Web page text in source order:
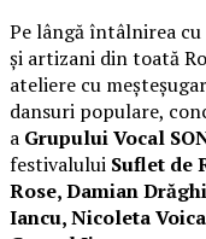
Pe lângă întâlnirea
și artizani din toată
ateliere cu
dansuri populare,
a Grupului Vocal
festivalului Suflet de
Rose, Damian
Iancu, Nicoleta